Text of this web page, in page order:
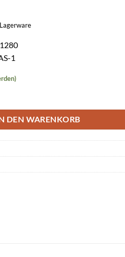
1
DEN WARENKORB